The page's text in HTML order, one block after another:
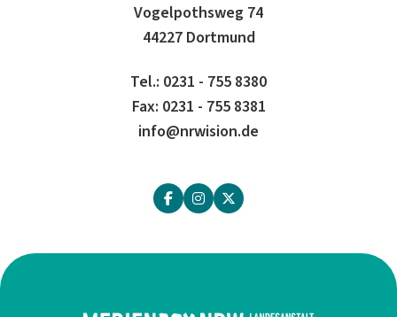
Vogelpothsweg 74
44227 Dortmund
Tel.: 0231 - 755 8380
Fax: 0231 - 755 8381
info@nrwision.de